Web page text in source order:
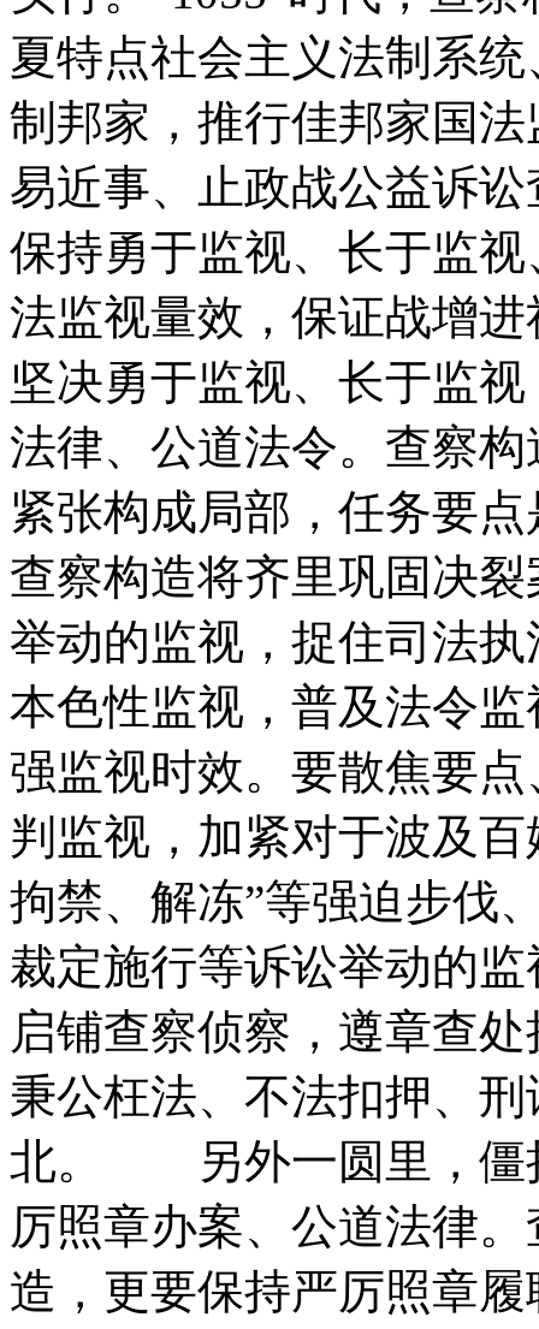
夏特点社会主义法制系
制邦家，推行佳邦家国
易近事、止政战公益诉
保持勇于监视、长于监
法监视量效，保证战增
坚决勇于监视、长于监
法律、公道法令。查察
紧张构成局部，任务要
查察构造将齐里巩固决
举动的监视，捉住司法
本色性监视，普及法令
强监视时效。要散焦要
判监视，加紧对于波及
拘禁、解冻”等强迫步伐
裁定施行等诉讼举动的
启铺查察侦察，遵章查
秉公枉法、不法扣押、
北。 另外一圆里，僵
厉照章办案、公道法律
造，更要保持严厉照章